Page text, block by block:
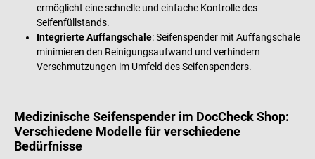
ermöglicht eine schnelle und einfache Kontrolle des
Seifenfüllstands.
Integrierte Auffangschale: Seifenspender mit Auffangschale
minimieren den Reinigungsaufwand und verhindern
Verschmutzungen im Umfeld des Seifenspenders.
Medizinische Seifenspender im DocCheck Shop:
Verschiedene Modelle für verschiedene
Bedürfnisse